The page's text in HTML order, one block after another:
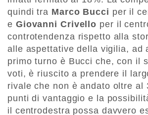
quindi tra Marco Bucci per il
e Giovanni Crivello per il
controtendenza rispetto alla
alle aspettative della vigilia, ad
primo turno è Bucci che, con il
voti, è riuscito a prendere il
rivale che non è andato oltre al
punti di vantaggio e la
il centrodestra possa davvero